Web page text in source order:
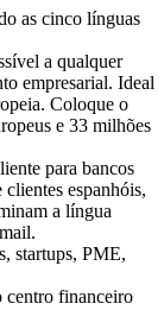
as cinco línguas
a qualquer
empresarial. Ideal
Coloque o
e 33 milhões
para bancos
espanhóis,
a língua
startups, PME,
centro financeiro